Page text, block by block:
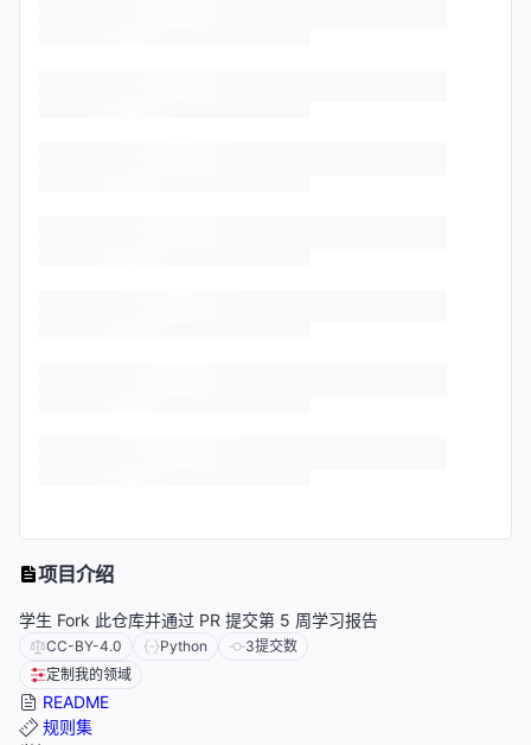
项目介绍
学生 Fork 此仓库并通过 PR 提交第 5 周学习报告
CC-BY-4.0 Python 3提交数
定制我的领域
README
规则集